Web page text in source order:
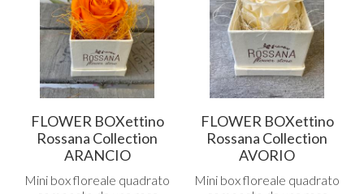
FLOWER BOXettino
Rossana Collection
ARANCIO
Mini box floreale quadrato
FLOWER BOXettino
Rossana Collection
AVORIO
Mini box floreale quadrato